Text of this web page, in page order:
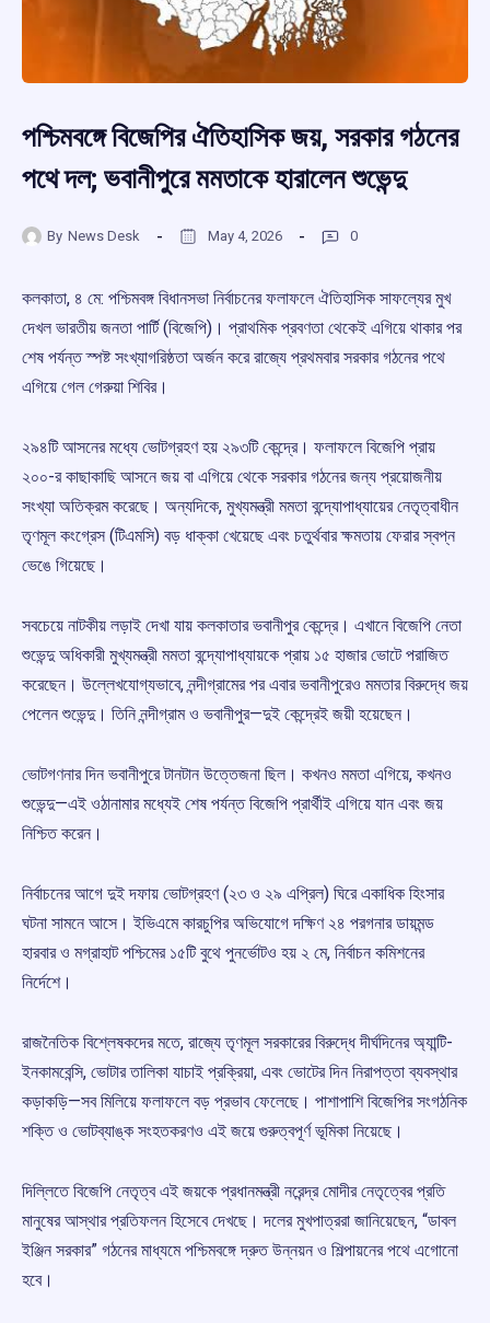
পশ্চিমবঙ্গে বিজেপির ঐতিহাসিক জয়, সরকার গঠনের
পথে দল; ভবানীপুরে মমতাকে হারালেন শুভেন্দু
By News Desk May 4, 2026 0
কলকাতা, ৪ মে: পশ্চিমবঙ্গ বিধানসভা নির্বাচনের ফলাফলে ঐতিহাসিক সাফল্যের মুখ
দেখল ভারতীয় জনতা পার্টি (বিজেপি)। প্রাথমিক প্রবণতা থেকেই এগিয়ে থাকার পর
শেষ পর্যন্ত স্পষ্ট সংখ্যাগরিষ্ঠতা অর্জন করে রাজ্যে প্রথমবার সরকার গঠনের পথে
এগিয়ে গেল গেরুয়া শিবির।
২৯৪টি আসনের মধ্যে ভোটগ্রহণ হয় ২৯৩টি কেন্দ্রে। ফলাফলে বিজেপি প্রায়
২০০-র কাছাকাছি আসনে জয় বা এগিয়ে থেকে সরকার গঠনের জন্য প্রয়োজনীয়
সংখ্যা অতিক্রম করেছে। অন্যদিকে, মুখ্যমন্ত্রী মমতা বন্দ্যোপাধ্যায়ের নেতৃত্বাধীন
তৃণমূল কংগ্রেস (টিএমসি) বড় ধাক্কা খেয়েছে এবং চতুর্থবার ক্ষমতায় ফেরার স্বপ্ন
ভেঙে গিয়েছে।
সবচেয়ে নাটকীয় লড়াই দেখা যায় কলকাতার ভবানীপুর কেন্দ্রে। এখানে বিজেপি নেতা
শুভেন্দু অধিকারী মুখ্যমন্ত্রী মমতা বন্দ্যোপাধ্যায়কে প্রায় ১৫ হাজার ভোটে পরাজিত
করেছেন। উল্লেখযোগ্যভাবে, নন্দীগ্রামের পর এবার ভবানীপুরেও মমতার বিরুদ্ধে জয়
পেলেন শুভেন্দু। তিনি নন্দীগ্রাম ও ভবানীপুর—দুই কেন্দ্রেই জয়ী হয়েছেন।
ভোটগণনার দিন ভবানীপুরে টানটান উত্তেজনা ছিল। কখনও মমতা এগিয়ে, কখনও
শুভেন্দু—এই ওঠানামার মধ্যেই শেষ পর্যন্ত বিজেপি প্রার্থীই এগিয়ে যান এবং জয়
নিশ্চিত করেন।
নির্বাচনের আগে দুই দফায় ভোটগ্রহণ (২৩ ও ২৯ এপ্রিল) ঘিরে একাধিক হিংসার
ঘটনা সামনে আসে। ইভিএমে কারচুপির অভিযোগে দক্ষিণ ২৪ পরগনার ডায়মন্ড
হারবার ও মগ্রাহাট পশ্চিমের ১৫টি বুথে পুনর্ভোটও হয় ২ মে, নির্বাচন কমিশনের
নির্দেশে।
রাজনৈতিক বিশ্লেষকদের মতে, রাজ্যে তৃণমূল সরকারের বিরুদ্ধে দীর্ঘদিনের অ্যান্টি-
ইনকামবেন্সি, ভোটার তালিকা যাচাই প্রক্রিয়া, এবং ভোটের দিন নিরাপত্তা ব্যবস্থার
কড়াকড়ি—সব মিলিয়ে ফলাফলে বড় প্রভাব ফেলেছে। পাশাপাশি বিজেপির সংগঠনিক
শক্তি ও ভোটব্যাঙ্ক সংহতকরণও এই জয়ে গুরুত্বপূর্ণ ভূমিকা নিয়েছে।
দিল্লিতে বিজেপি নেতৃত্ব এই জয়কে প্রধানমন্ত্রী নরেন্দ্র মোদীর নেতৃত্বের প্রতি
মানুষের আস্থার প্রতিফলন হিসেবে দেখছে। দলের মুখপাত্ররা জানিয়েছেন, “ডাবল
ইঞ্জিন সরকার” গঠনের মাধ্যমে পশ্চিমবঙ্গে দ্রুত উন্নয়ন ও শিল্পায়নের পথে এগোনো
হবে।